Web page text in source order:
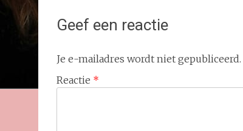
Geef een reactie
Je e-mailadres wordt niet gepubliceerd.
Reactie *